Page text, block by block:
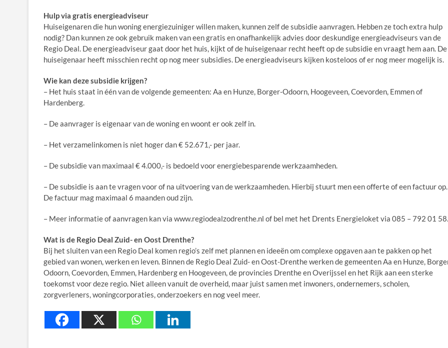
Hulp via gratis energieadviseur
Huiseigenaren die hun woning energiezuiniger willen maken, kunnen zelf de subsidie aanvragen. Hebben ze toch extra hulp
nodig? Dan kunnen ze ook gebruik maken van een gratis en onafhankelijk advies door deskundige energieadviseurs van de
Regio Deal. De energieadviseur gaat door het huis, kijkt of de huiseigenaar recht heeft op de subsidie en vraagt hem aan. De
huiseigenaar heeft misschien recht op nog meer subsidies. De energieadviseurs kijken kosteloos of er nog meer mogelijk is.
Wie kan deze subsidie krijgen?
– Het huis staat in één van de volgende gemeenten: Aa en Hunze, Borger-Odoorn, Hoogeveen, Coevorden, Emmen of
Hardenberg.
– De aanvrager is eigenaar van de woning en woont er ook zelf in.
– Het verzamelinkomen is niet hoger dan € 52.671,- per jaar.
– De subsidie van maximaal € 4.000,- is bedoeld voor energiebesparende werkzaamheden.
– De subsidie is aan te vragen voor of na uitvoering van de werkzaamheden. Hierbij stuurt men een offerte of een factuur op.
De factuur mag maximaal 6 maanden oud zijn.
– Meer informatie of aanvragen kan via www.regiodealzodrenthe.nl of bel met het Drents Energieloket via 085 – 792 01 58.
Wat is de Regio Deal Zuid- en Oost Drenthe?
Bij het sluiten van een Regio Deal komen regio’s zelf met plannen en ideeën om complexe opgaven aan te pakken op het
gebied van wonen, werken en leven. Binnen de Regio Deal Zuid- en Oost-Drenthe werken de gemeenten Aa en Hunze,
Odoorn, Coevorden, Emmen, Hardenberg en Hoogeveen, de provincies Drenthe en Overijssel en het Rijk aan een sterke
toekomst voor deze regio. Niet alleen vanuit de overheid, maar juist samen met inwoners, ondernemers, scholen,
zorgverleners, woningcorporaties, onderzoekers en nog veel meer.